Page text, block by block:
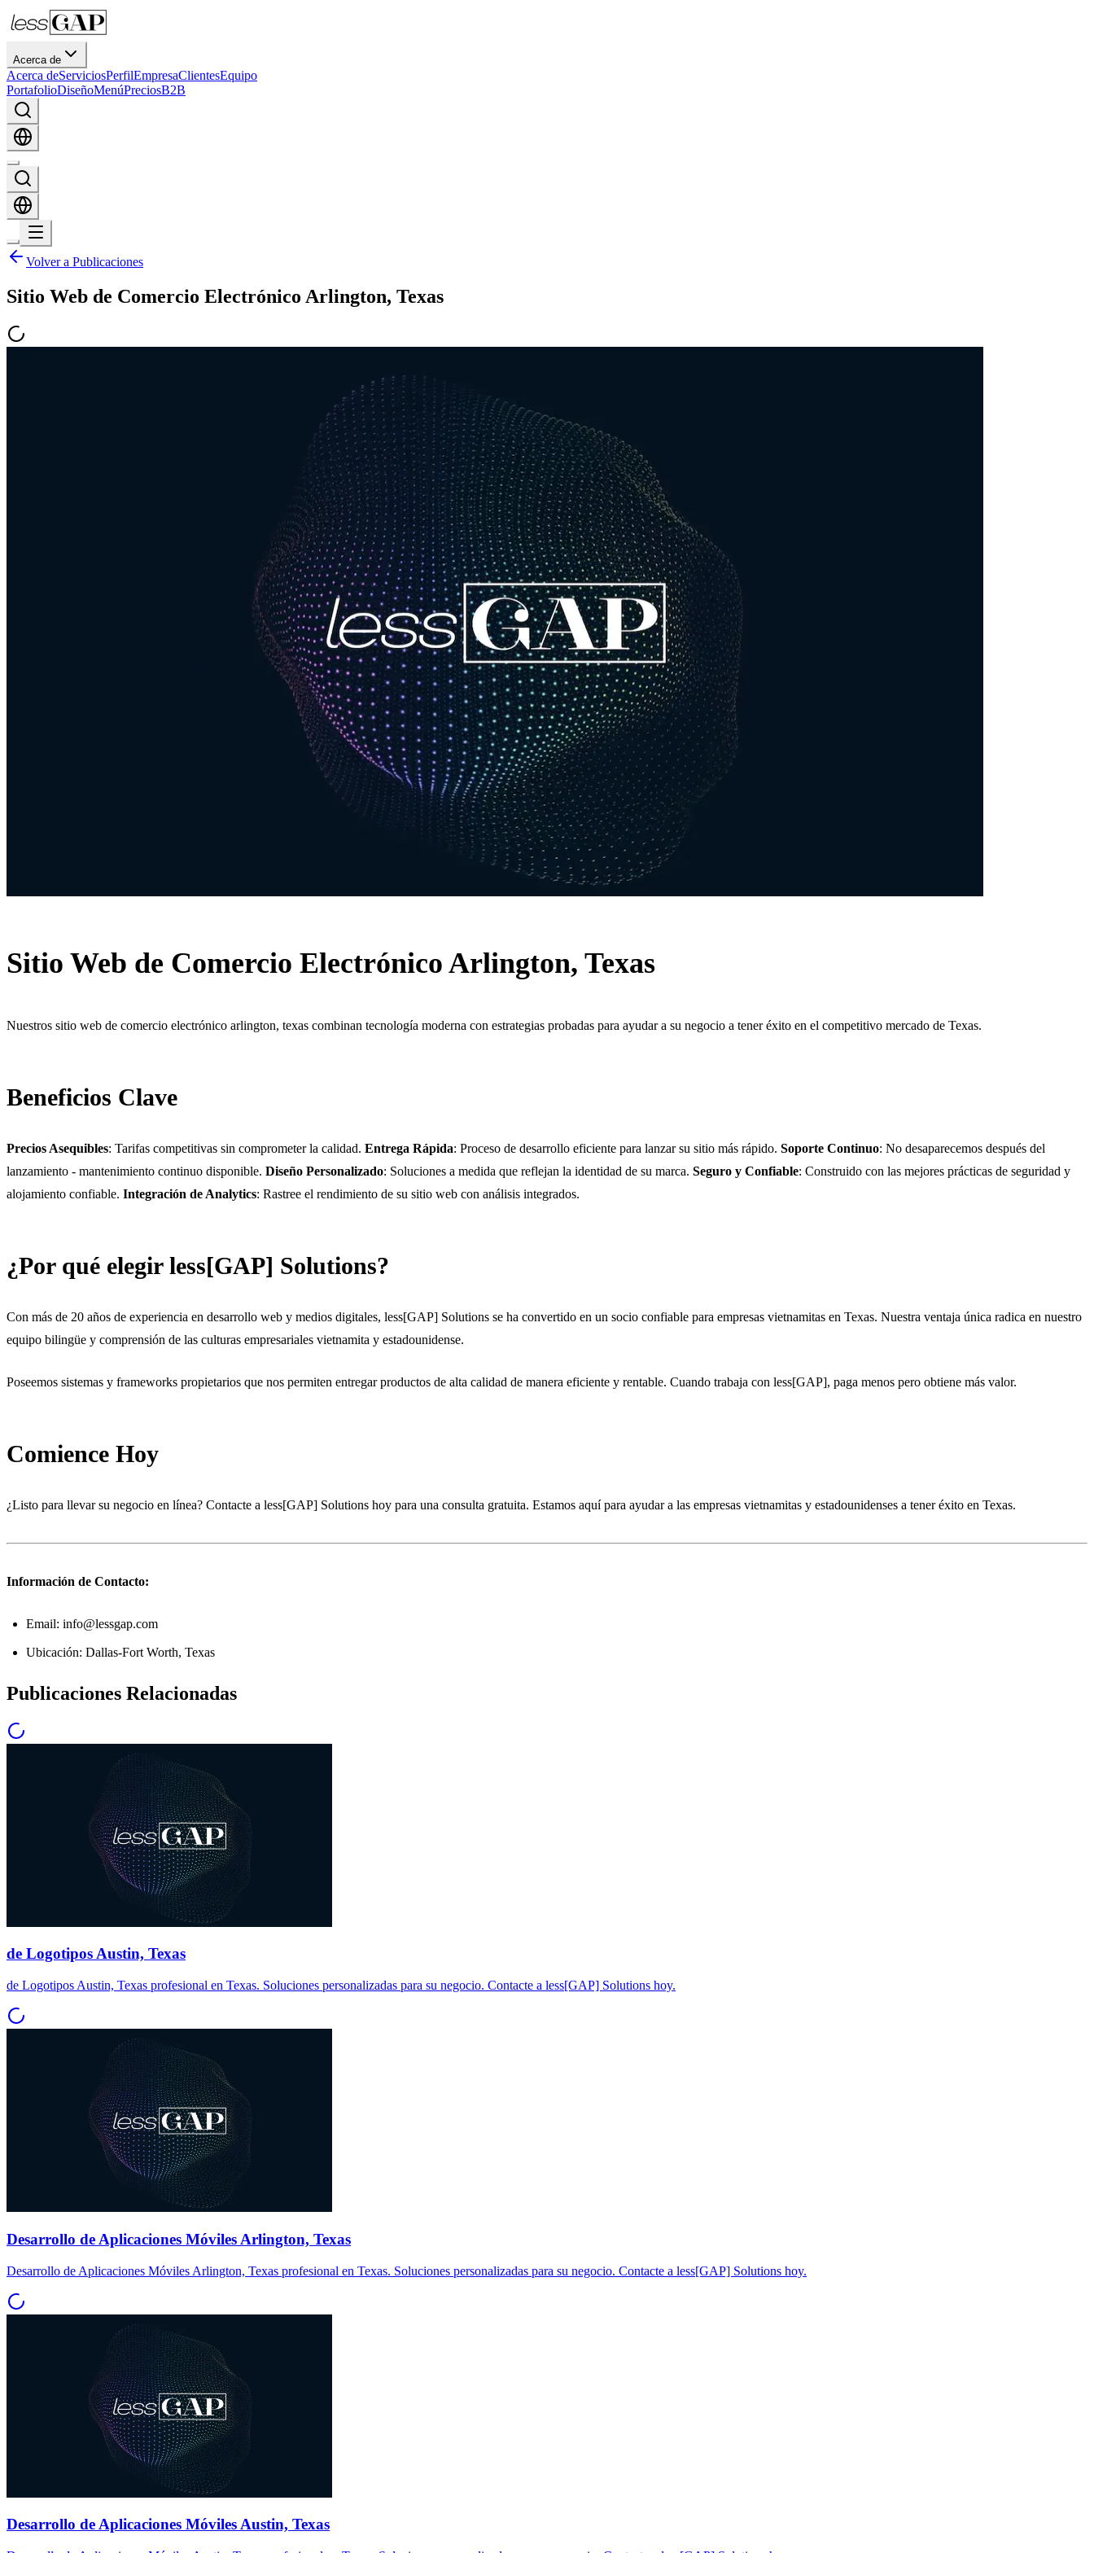
Acerca de
Acerca deServiciosPerfilEmpresaClientesEquipo
PortafolioDiseñoMenúPreciosB2B
Volver a Publicaciones
Sitio Web de Comercio Electrónico Arlington, Texas
Sitio Web de Comercio Electrónico Arlington, Texas
Nuestros sitio web de comercio electrónico arlington, texas combinan tecnología moderna con estrategias probadas para ayudar a su negocio a tener éxito en el competitivo mercado de Texas.
Beneficios Clave
Precios Asequibles: Tarifas competitivas sin comprometer la calidad. Entrega Rápida: Proceso de desarrollo eficiente para lanzar su sitio más rápido. Soporte Continuo: No desaparecemos después del
lanzamiento - mantenimiento continuo disponible. Diseño Personalizado: Soluciones a medida que reflejan la identidad de su marca. Seguro y Confiable: Construido con las mejores prácticas de seguridad y
alojamiento confiable. Integración de Analytics: Rastree el rendimiento de su sitio web con análisis integrados.
¿Por qué elegir less[GAP] Solutions?
Con más de 20 años de experiencia en desarrollo web y medios digitales, less[GAP] Solutions se ha convertido en un socio confiable para empresas vietnamitas en Texas. Nuestra ventaja única radica en nuestro
equipo bilingüe y comprensión de las culturas empresariales vietnamita y estadounidense.
Poseemos sistemas y frameworks propietarios que nos permiten entregar productos de alta calidad de manera eficiente y rentable. Cuando trabaja con less[GAP], paga menos pero obtiene más valor.
Comience Hoy
¿Listo para llevar su negocio en línea? Contacte a less[GAP] Solutions hoy para una consulta gratuita. Estamos aquí para ayudar a las empresas vietnamitas y estadounidenses a tener éxito en Texas.
Información de Contacto:
Email: info@lessgap.com
Ubicación: Dallas-Fort Worth, Texas
Publicaciones Relacionadas
de Logotipos Austin, Texas
de Logotipos Austin, Texas profesional en Texas. Soluciones personalizadas para su negocio. Contacte a less[GAP] Solutions hoy.
Desarrollo de Aplicaciones Móviles Arlington, Texas
Desarrollo de Aplicaciones Móviles Arlington, Texas profesional en Texas. Soluciones personalizadas para su negocio. Contacte a less[GAP] Solutions hoy.
Desarrollo de Aplicaciones Móviles Austin, Texas